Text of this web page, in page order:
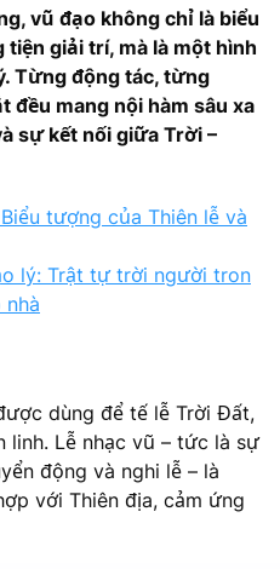
vũ đạo không chỉ là biểu
giải trí, mà là một hình
Từng động tác, từng
đều mang nội hàm sâu xa
sự kết nối giữa Trời –
tượng của Thiên lễ và
lý: Trật tự trời người tron
dùng để tế lễ Trời Đất,
linh. Lễ nhạc vũ – tức là sự
động và nghi lễ – là
với Thiên địa, cảm ứng